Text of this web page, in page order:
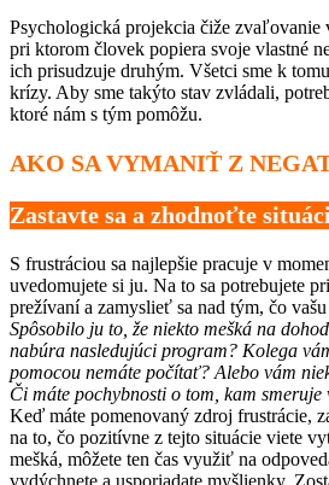
Psychologická projekcia čiže zvaľovanie
pri ktorom človek popiera svoje vlastné
ich prisudzuje druhým. Všetci sme k
krízy. Aby sme takýto stav zvládali,
ktoré nám s tým pomôžu.
AKO SA VYMANIŤ Z
Zastavte sa a zhodnoťte
S frustráciou sa najlepšie pracuje v
uvedomujete si ju. Na to sa potrebujete
prežívaní a zamyslieť sa nad tým, čo
Spôsobilo ju to, že niekto mešká na
nabúra nasledujúci program? Kolega
pomocou nemáte počítať? Alebo vám
Či máte pochybnosti o tom, kam smeruje
Keď máte pomenovaný zdroj frustrácie,
na to, čo pozitívne z tejto situácie viete
mešká, môžete ten čas využiť na
vydýchnete a usporiadate myšlienky.